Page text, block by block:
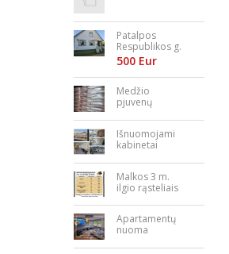
Patalpos
Respublikos g.
23
500 Eur
Medžio
pjuvenų
briketai
Išnuomojami
kabinetai
bės aikštėje
Malkos 3 m.
ilgio rąsteliais
Apartamentų
nuoma